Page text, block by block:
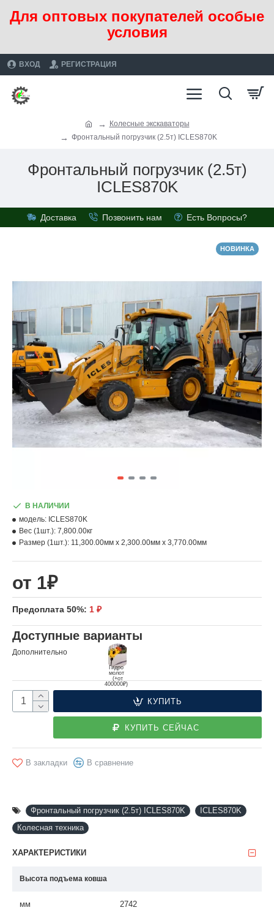
Для оптовых покупателей особые
условия
ВХОД РЕГИСТРАЦИЯ
Колесные экскаваторы
Фронтальный погрузчик (2.5т) ICLES870K
Фронтальный погрузчик (2.5т)
ICLES870K
Доставка Позвонить нам Есть Вопросы?
НОВИНКА
от 1₽
Предоплата 50%: 1 ₽
В НАЛИЧИИ
модель: ICLES870K
Вес (1шт.): 7,800.00кг
Размер (1шт.): 11,300.00мм x 2,300.00мм x 3,770.00мм
Доступные варианты
Дополнительно
Гидро
молот
(+от
400000₽)
КУПИТЬ
КУПИТЬ СЕЙЧАС
В закладки В сравнение
Фронтальный погрузчик (2.5т) ICLES870K
ICLES870K
Колесная техника
ХАРАКТЕРИСТИКИ
Высота подъема ковша
мм 2742